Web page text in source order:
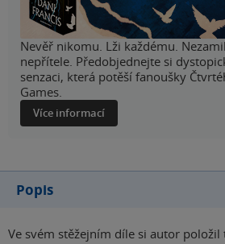
Nevěř nikomu. Lži každému.
nepřítele. Předobjednejte si
senzaci, která potěší fanoušky
Games.
Více informací
Popis
Ve svém stěžejním díle si autor